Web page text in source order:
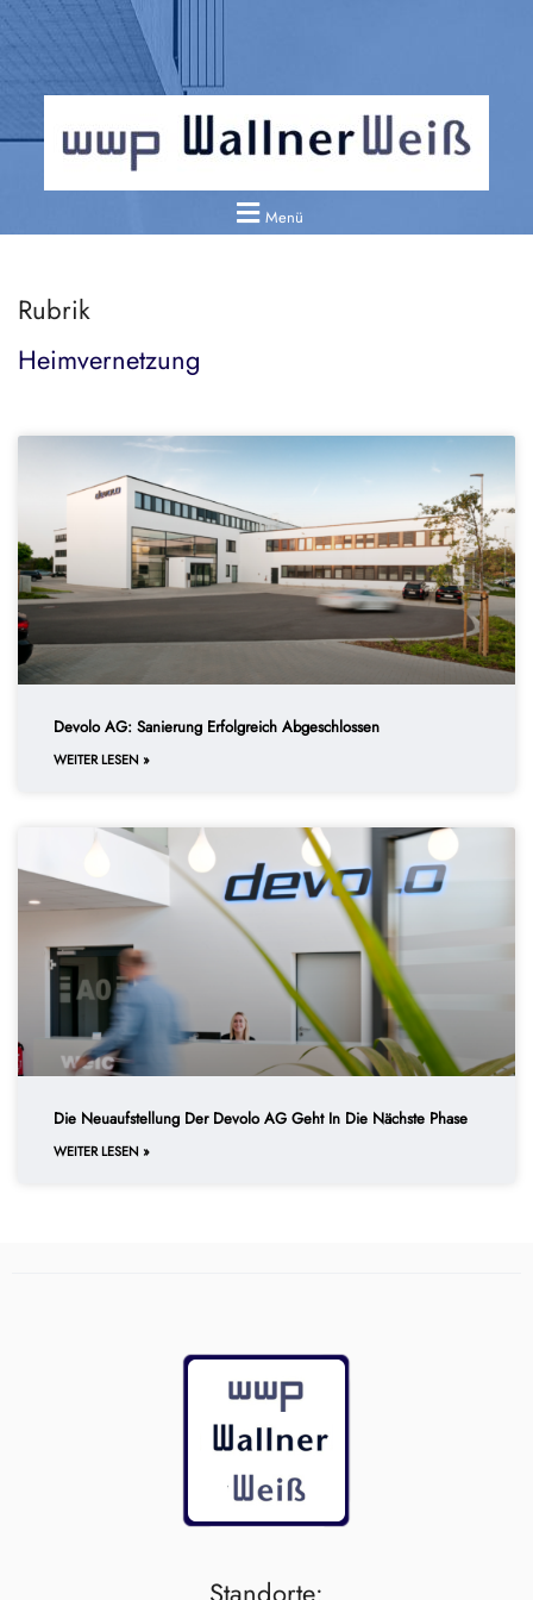
Menü
Rubrik
Heimvernetzung
Devolo AG: Sanierung Erfolgreich Abgeschlossen
WEITER LESEN »
Die Neuaufstellung Der Devolo AG Geht In Die Nächste Phase
WEITER LESEN »